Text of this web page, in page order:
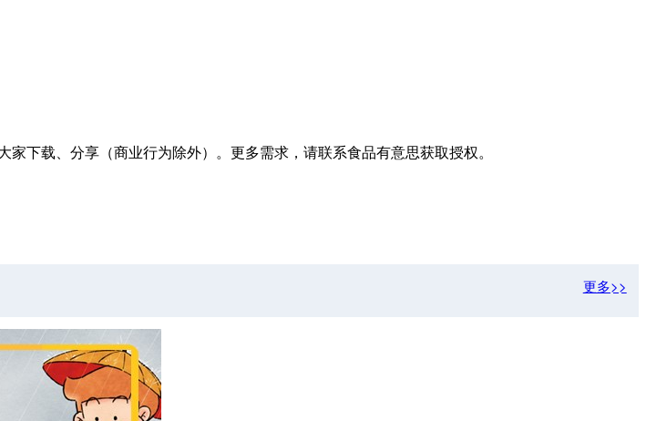
下载、分享（商业行为除外）。更多需求，请联系食品有意思获取授权。
更多>>